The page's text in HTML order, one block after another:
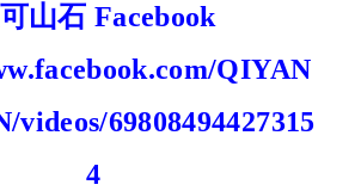
山石 Facebook
QIYAN
videos/69808494427315
4